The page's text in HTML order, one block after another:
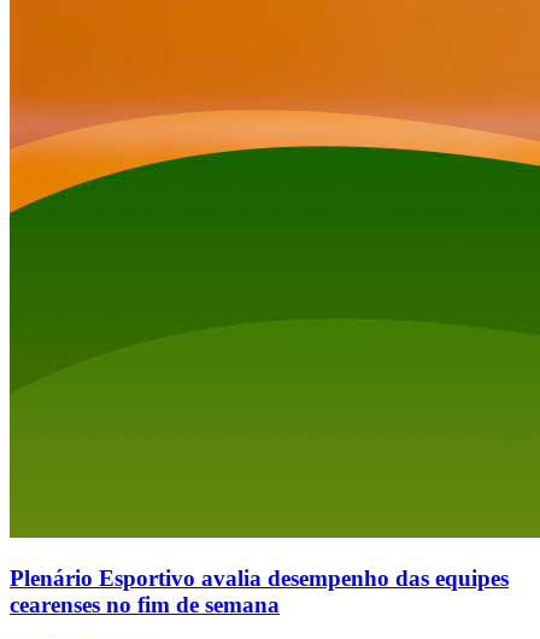
Plenário Esportivo avalia desempenho das equipes
cearenses no fim de semana